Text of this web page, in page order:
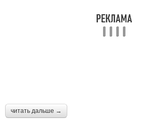
читать дальше →